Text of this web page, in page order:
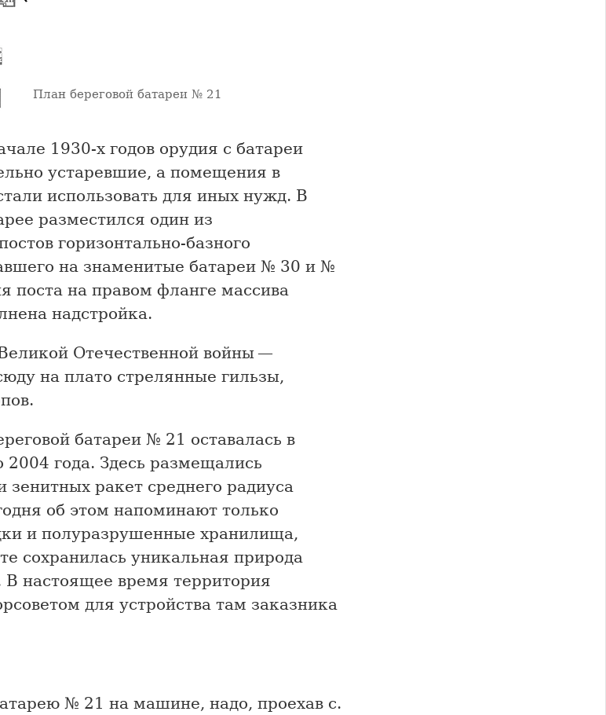
План береговой батареи № 21
1930-х годов орудия с батареи
устаревшие, а помещения в
использовать для иных нужд. В
разместился один из
горизонтально-базного
на знаменитые батареи № 30 и №
поста на правом фланге массива
надстройка.
Отечественной войны —
на плато стрелянные гильзы,
батареи № 21 оставалась в
2004 года. Здесь размещались
зенитных ракет среднего радиуса
об этом напоминают только
и полуразрушенные хранилища,
сохранилась уникальная природа
В настоящее время территория
для устройства там заказника
№ 21 на машине, надо, проехав с.